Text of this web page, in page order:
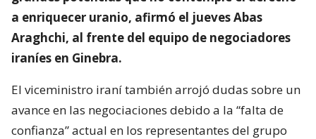
a enriquecer uranio, afirmó el jueves Abas
Araghchi, al frente del equipo de negociadores
iraníes en Ginebra.
El viceministro iraní también arrojó dudas sobre un
avance en las negociaciones debido a la “falta de
confianza” actual en los representantes del grupo